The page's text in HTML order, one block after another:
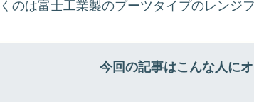
のは富士工業製のブーツタイプのレンジフ
今回の記事はこんな人にオ